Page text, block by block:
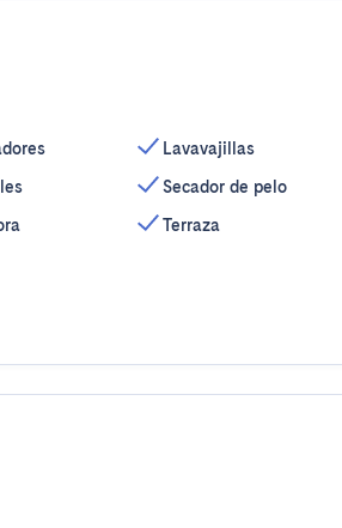
Lavavajillas
Secador de pelo
Terraza